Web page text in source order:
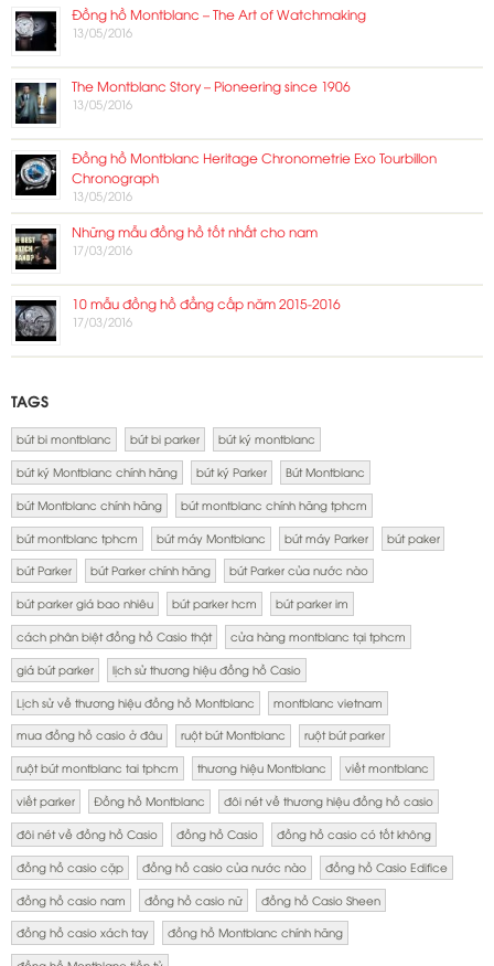
Đồng hồ Montblanc – The Art of Watchmaking
13/05/2016
The Montblanc Story – Pioneering since 1906
13/05/2016
Đồng hồ Montblanc Heritage Chronometrie Exo Tourbillon
Chronograph
13/05/2016
Những mẫu đồng hồ tốt nhất cho nam
17/03/2016
10 mẫu đồng hồ đẳng cấp năm 2015-2016
17/03/2016
TAGS
bút bi montblanc bút bi parker bút ký montblanc
bút ký Montblanc chính hãng bút ký Parker Bút Montblanc
bút Montblanc chính hãng bút montblanc chính hãng tphcm
bút montblanc tphcm bút máy Montblanc bút máy Parker bút paker
bút Parker bút Parker chính hãng bút Parker của nước nào
bút parker giá bao nhiêu bút parker hcm bút parker im
cách phân biệt đồng hồ Casio thật cửa hàng montblanc tại tphcm
giá bút parker lịch sử thương hiệu đồng hồ Casio
Lịch sử về thương hiệu đồng hồ Montblanc montblanc vietnam
mua đồng hồ casio ở đâu ruột bút Montblanc ruột bút parker
ruột bút montblanc tai tphcm thương hiệu Montblanc viết montblanc
viết parker Đồng hồ Montblanc đôi nét về thương hiệu đồng hồ casio
đôi nét về đồng hồ Casio đồng hồ Casio đồng hồ casio có tốt không
đồng hồ casio cặp đồng hồ casio của nước nào đồng hồ Casio Edifice
đồng hồ casio nam đồng hồ casio nữ đồng hồ Casio Sheen
đồng hồ casio xách tay đồng hồ Montblanc chính hãng